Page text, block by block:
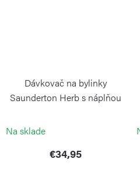
Dávkovač na bylinky
Saunderton Herb s náplňou
Na sklade
€34,95